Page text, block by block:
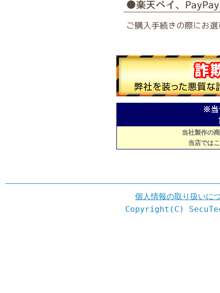
※当
当社製作の
当店では
個人情報の取り扱いに
Copyright(C)